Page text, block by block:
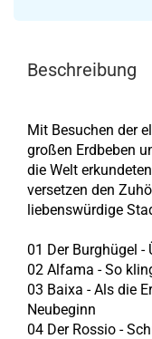
Beschreibung
Mit Besuchen der
großen Erdbeben
die Welt
versetzen den
liebenswürdige
01 Der Burghügel -
02 Alfama - So
03 Baixa - Als die
Neubeginn
04 Der Rossio -